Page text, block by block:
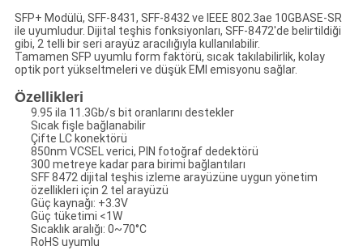
SFP+ Modülü, SFF-8431, SFF-8432 ve IEEE 802.3ae 10GBASE-SR
ile uyumludur. Dijital teşhis fonksiyonları, SFF-8472'de belirtildiği
gibi, 2 telli bir seri arayüz aracılığıyla kullanılabilir.
Tamamen SFP uyumlu form faktörü, sıcak takılabilirlik, kolay
optik port yükseltmeleri ve düşük EMI emisyonu sağlar.
Özellikleri
9.95 ila 11.3Gb/s bit oranlarını destekler
Sıcak fişle bağlanabilir
Çifte LC konektörü
850nm VCSEL verici, PIN fotoğraf dedektörü
300 metreye kadar para birimi bağlantıları
SFF 8472 dijital teşhis izleme arayüzüne uygun yönetim
özellikleri için 2 tel arayüzü
Güç kaynağı: +3.3V
Güç tüketimi <1W
Sıcaklık aralığı: 0~70°C
RoHS uyumlu